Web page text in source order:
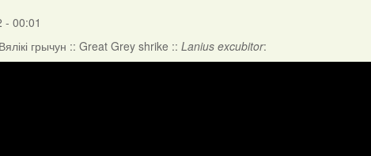
- 00:01
грычун :: Great Grey shrike :: Lanius excubitor: